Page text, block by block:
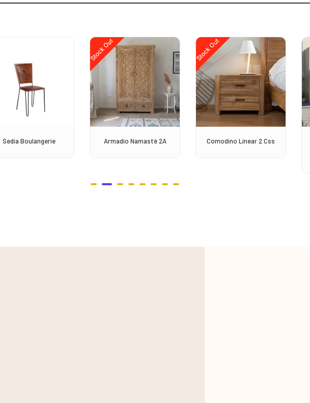
Sedia Boulangerie
Stock Out
Armadio Namastè 2A
Stock Out
Comodino Linear 2 Css